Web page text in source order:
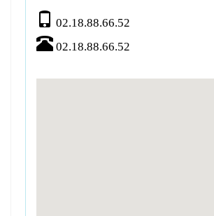
02.18.88.66.52
02.18.88.66.52